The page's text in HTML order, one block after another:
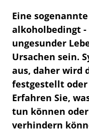
Eine
alkoholbedingt -
ungesunder
Ursachen sein.
aus, daher wird
festgestellt
Erfahren Sie,
tun können
verhindern